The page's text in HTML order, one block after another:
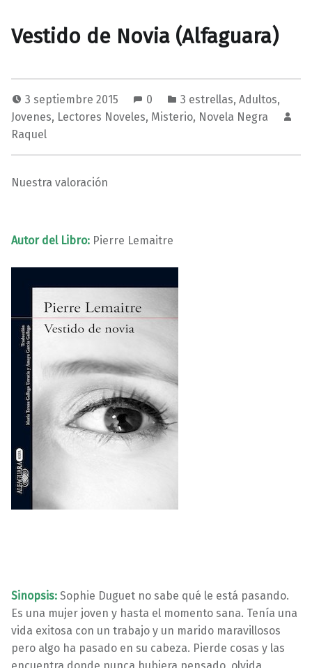
Vestido de Novia (Alfaguara)
3 septiembre 2015 0 3 estrellas, Adultos,
Jovenes, Lectores Noveles, Misterio, Novela Negra
Raquel
Nuestra valoración
Autor del Libro: Pierre Lemaitre
Sinopsis: Sophie Duguet no sabe qué le está pasando.
Es una mujer joven y hasta el momento sana. Tenía una
vida exitosa con un trabajo y un marido maravillosos
pero algo ha pasado en su cabeza. Pierde cosas y las